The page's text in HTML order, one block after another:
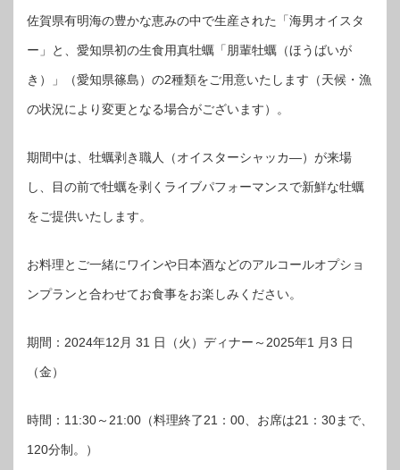
佐賀県有明海の豊かな恵みの中で生産された「海男オイスタ
ー」と、愛知県初の生食用真牡蠣「朋輩牡蠣（ほうばいが
き）」（愛知県篠島）の2種類をご用意いたします（天候・漁
の状況により変更となる場合がございます）。
期間中は、牡蠣剥き職人（オイスターシャッカ―）が来場
し、目の前で牡蠣を剥くライブパフォーマンスで新鮮な牡蠣
をご提供いたします。
お料理とご一緒にワインや日本酒などのアルコールオプショ
ンプランと合わせてお食事をお楽しみください。
期間：2024年12月 31 日（火）ディナー～2025年1 月3 日
（金）
時間：11:30～21:00（料理終了21：00、お席は21：30まで、
120分制。）